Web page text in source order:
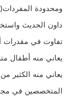
ومحدودة
داون الحديث
تفاوت في مقدرات
يعاني منه أطفال
يعاني منه الكثير
المتخصصين في